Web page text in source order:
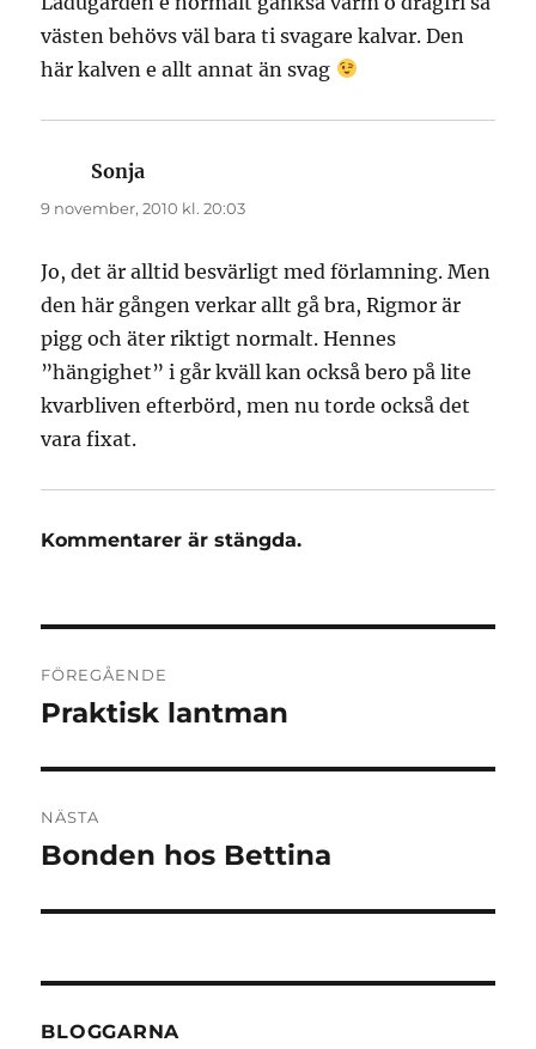
västen behövs väl bara ti svagare kalvar. Den
här kalven e allt annat än svag
Sonja
9 november, 2010 kl. 20:03
Jo, det är alltid besvärligt med förlamning. Men
den här gången verkar allt gå bra, Rigmor är
pigg och äter riktigt normalt. Hennes
”hängighet” i går kväll kan också bero på lite
kvarbliven efterbörd, men nu torde också det
vara fixat.
Kommentarer är stängda.
FÖREGÅENDE
Föregående
Praktisk lantman
NÄSTA
Nästa
Bonden hos Bettina
BLOGGARNA